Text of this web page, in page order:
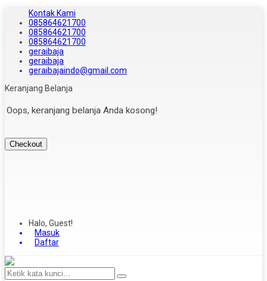
Kontak Kami
085864621700
085864621700
085864621700
geraibaja
geraibaja
geraibajaindo@gmail.com
Keranjang Belanja
Oops, keranjang belanja Anda kosong!
Checkout
Halo, Guest!
Masuk
Daftar